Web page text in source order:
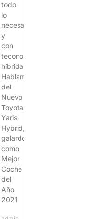
todo
lo
necesario
y
con
teconología
híbrida.
Hablamos
del
Nuevo
Toyota
Yaris
Hybrid,
galardonado
como
Mejor
Coche
del
Año
2021